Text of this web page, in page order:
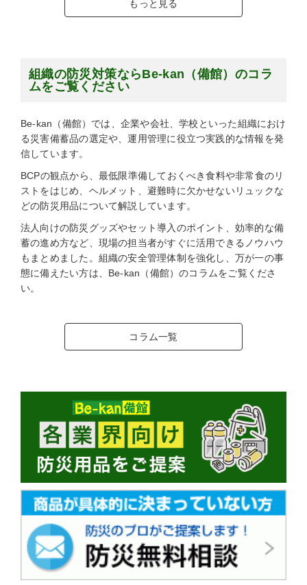
もっと見る
組織の防災対策ならBe-kan（備館）のコラ
ムをご覧ください
Be-kan（備館）では、企業や会社、学校といった組織におけ
る災害備蓄品の選定や、運用管理に役立つ実践的な情報を発
信しています。
BCPの観点から、最低限準備しておくべき食料や非常食のリ
ストをはじめ、ヘルメット、避難時に欠かせないリュックな
どの防災用品について解説しています。
法人向けの防災グッズやセット導入のポイント、効率的な備
蓄の進め方など、現場の担当者がすぐに活用できるノウハウ
もまとめました。組織の安全管理体制を強化し、万が一の事
態に備えたい方は、Be-kan（備館）のコラムをご覧くださ
い。
コラム一覧